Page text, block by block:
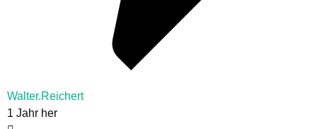
Walter.Reichert
1 Jahr her